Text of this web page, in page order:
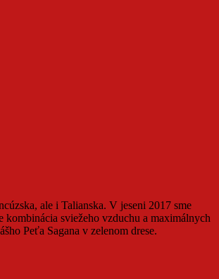
ale i Talianska. V jeseni 2017 sme
kombinácia sviežeho vzduchu a maximálnych
Peťa Sagana v zelenom drese.